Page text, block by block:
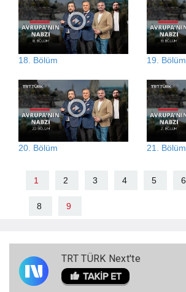
18. Bölüm 19. Bölüm
20. Bölüm 21. Bölüm
1 2 3 4 5 6
8 9
TRT TÜRK Next'te